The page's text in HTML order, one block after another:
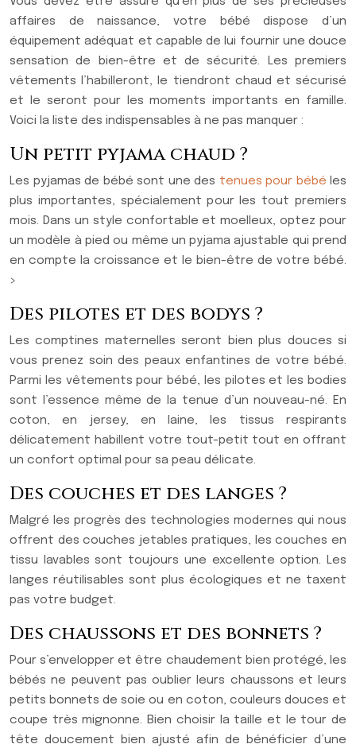
affaires de naissance, votre bébé dispose d’un
équipement adéquat et capable de lui fournir une douce
sensation de bien-être et de sécurité. Les premiers
vêtements l’habilleront, le tiendront chaud et sécurisé
et le seront pour les moments importants en famille.
Voici la liste des indispensables à ne pas manquer :
Un petit pyjama chaud ?
Les pyjamas de bébé sont une des tenues pour bébé les
plus importantes, spécialement pour les tout premiers
mois. Dans un style confortable et moelleux, optez pour
un modèle à pied ou même un pyjama ajustable qui prend
en compte la croissance et le bien-être de votre bébé.
>
Des pilotes et des bodys ?
Les comptines maternelles seront bien plus douces si
vous prenez soin des peaux enfantines de votre bébé.
Parmi les vêtements pour bébé, les pilotes et les bodies
sont l’essence même de la tenue d’un nouveau-né. En
coton, en jersey, en laine, les tissus respirants
délicatement habillent votre tout-petit tout en offrant
un confort optimal pour sa peau délicate.
Des couches et des langes ?
Malgré les progrès des technologies modernes qui nous
offrent des couches jetables pratiques, les couches en
tissu lavables sont toujours une excellente option. Les
langes réutilisables sont plus écologiques et ne taxent
pas votre budget.
Des chaussons et des bonnets ?
Pour s’envelopper et être chaudement bien protégé, les
bébés ne peuvent pas oublier leurs chaussons et leurs
petits bonnets de soie ou en coton, couleurs douces et
coupe très mignonne. Bien choisir la taille et le tour de
tête doucement bien ajusté afin de bénéficier d’une